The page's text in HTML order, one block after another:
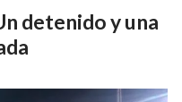
detenido y una